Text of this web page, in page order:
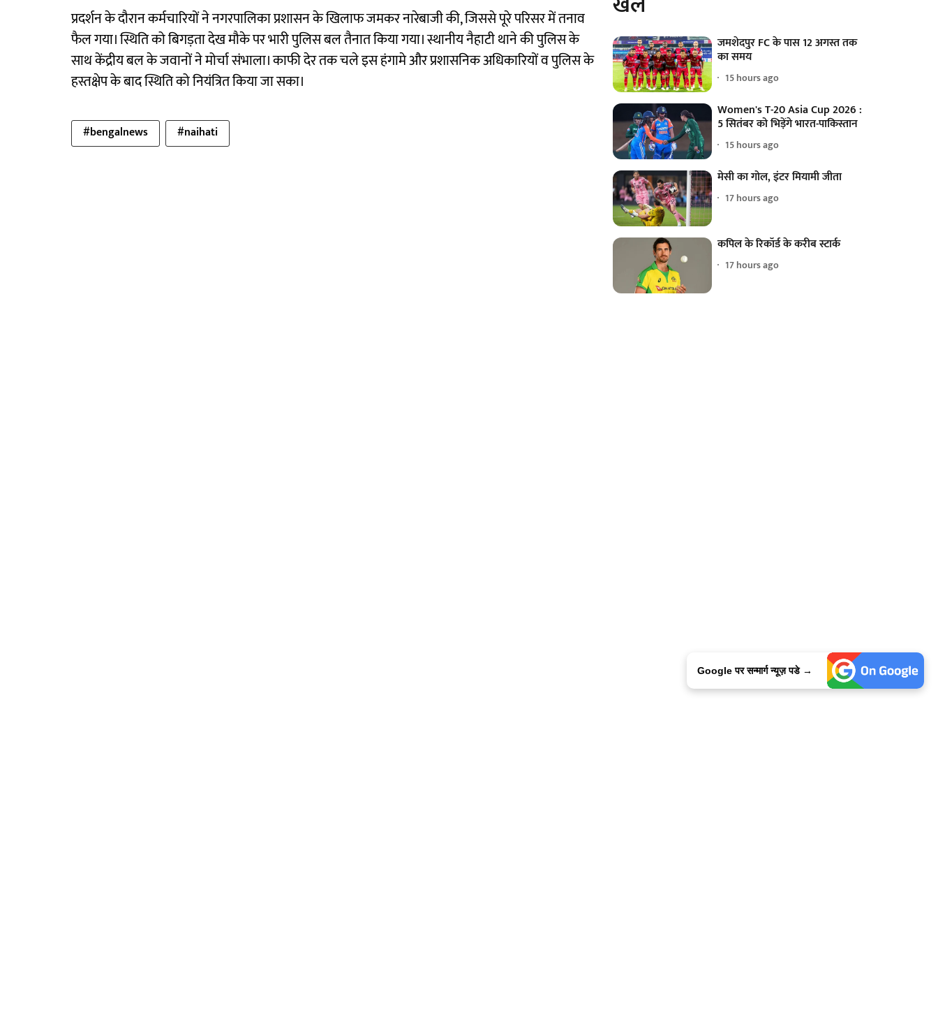
प्रदर्शन के दौरान कर्मचारियों ने नगरपालिका प्रशासन के खिलाफ जमकर नारेबाजी की, जिससे पूरे परिसर में तनाव
फैल गया। स्थिति को बिगड़ता देख मौके पर भारी पुलिस बल तैनात किया गया। स्थानीय नैहाटी थाने की पुलिस के
साथ केंद्रीय बल के जवानों ने मोर्चा संभाला। काफी देर तक चले इस हंगामे और प्रशासनिक अधिकारियों व पुलिस के
हस्तक्षेप के बाद स्थिति को नियंत्रित किया जा सका।
#bengalnews #naihati
जमशेदपुर FC के पास 12 अगस्त तक
का समय
15 hours ago
Women's T-20 Asia Cup 2026 :
5 सितंबर को भिड़ेंगे भारत-पाकिस्तान
15 hours ago
मेसी का गोल, इंटर मियामी जीता
17 hours ago
कपिल के रिकॉर्ड के करीब स्टार्क
17 hours ago
Google पर सन्मार्ग न्यूज़ पडे →